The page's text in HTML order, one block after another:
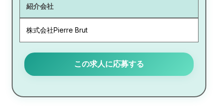
紹介会社
株式会社Pierre Brut
この求人に応募する